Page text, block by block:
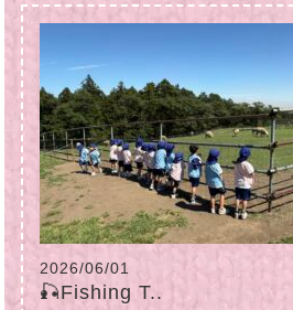
2026/06/01
🎣Fishing T..